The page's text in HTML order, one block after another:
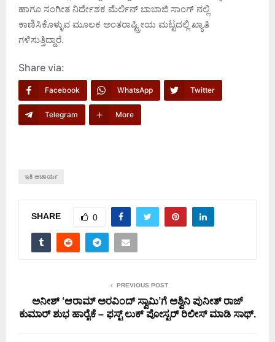
ಹಾಗೂ ಸಂಗೀತ ನಿರ್ದೇಶಕ ಮೆರ್ಲಿನ್ ಬಾಬಾಜಿ ಸಾಂಗ್ ನಲ್ಲಿ
ಕಾಣಿಸಿಕೊಳ್ಳುವ ಮೂಲಕ ಅಂತರಾಷ್ಟ್ರೀಯ ಮಟ್ಟದಲ್ಲಿ ಖ್ಯಾತಿ
ಗಳಿಸುತ್ತಿದ್ದಾರೆ.
Share via:
Facebook WhatsApp Twitter
Telegram More
ಇತಿ ಆಚಾರ್ಯ
SHARE 0
PREVIOUS POST
ಅನೀಶ್ ‘ಆರಾಮ್ ಅರವಿಂದ್ ಸ್ವಾಮಿ’ಗೆ ಅಶ್ವಿನಿ ಪುನೀತ್ ರಾಜ್
ಕುಮಾರ್ ಶುಭ ಹಾರೈಕೆ – ಫಸ್ಟ್ ಲುಕ್ ಪೋಸ್ಟರ್ ರಿಲೀಸ್ ಮಾಡಿ ಸಾಥ್.